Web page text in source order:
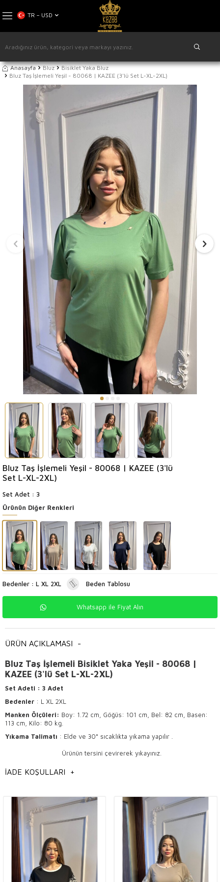
TR − USD
Anasayfa Bluz
Bisiklet Yaka Bluz
Bluz Taş İşlemeli Yeşil - 80068 | KAZEE (3'lü Set L-XL-2XL)
Bluz Taş İşlemeli Yeşil - 80068 | KAZEE (3'lü
Set L-XL-2XL)
Set Adet : 3
Ürünün Diğer Renkleri
Bedenler : L XL 2XL Beden Tablosu
Whatsapp ile Fiyat Alın
ÜRÜN AÇIKLAMASI -
Bluz Taş İşlemeli Bisiklet Yaka Yeşil - 80068 |
KAZEE (3'lü Set L-XL-2XL)
Set Adeti : 3 Adet
Bedenler : L XL 2XL
Manken Ölçüleri: Boy: 1.72 cm, Göğüs: 101 cm, Bel: 82 cm, Basen:
113 cm, Kilo: 80 kg.
Yıkama Talimatı : Elde ve 30° sıcaklıkta yıkama yapılır .
Ürünün tersini çevirerek yıkayınız.
Hafif ısı ile ütülenir .
Bluzlarda Kalitenin Önemi ve Kullanım
Alanları
Bluzlar, kadın giyiminin vazgeçilmez parçalarından biridir. Kaliteli bir
bluz, hem günlük yaşamda hem de özel günlerde
şık bir görünüm
sağlar. Ürünlerimiz, yüksek kalite standartlarına uygun olarak üretilir ve
estetik hem de fonksiyonel
özellikleriyle dikkat çeker. Hoş
tasarımlar, her sezonun trendlerini yansıtarak, moda dünyasının nabzını
İADE KOŞULLARI +